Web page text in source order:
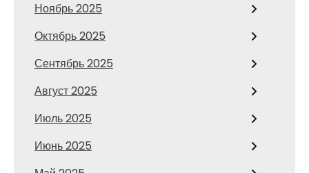
Ноябрь 2025
Октябрь 2025
Сентябрь 2025
Август 2025
Июль 2025
Июнь 2025